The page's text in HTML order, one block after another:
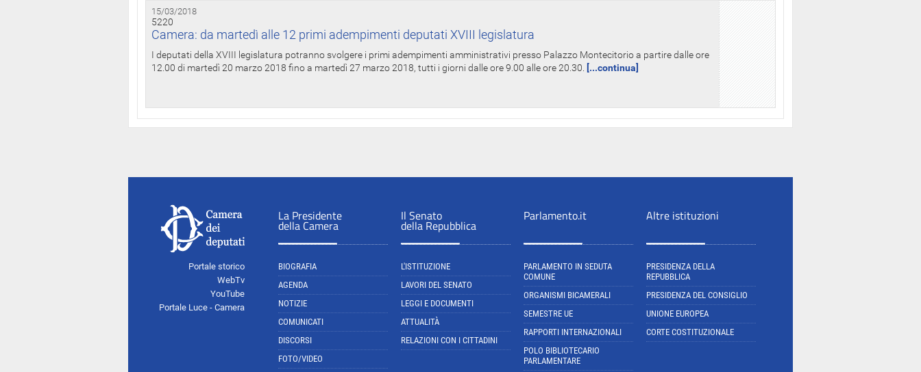
15/03/2018
5220
Camera: da martedì alle 12 primi adempimenti deputati XVIII legislatura
I deputati della XVIII legislatura potranno svolgere i primi adempimenti amministrativi presso Palazzo Montecitorio a partire dalle ore
12.00 di martedì 20 marzo 2018 fino a martedì 27 marzo 2018, tutti i giorni dalle ore 9.00 alle ore 20.30.
[...continua]
Portale storico
WebTv
YouTube
Portale Luce - Camera
La Presidente
della Camera
BIOGRAFIA
AGENDA
NOTIZIE
COMUNICATI
DISCORSI
FOTO/VIDEO
Il Senato
della Repubblica
L'ISTITUZIONE
LAVORI DEL SENATO
LEGGI E DOCUMENTI
ATTUALITÀ
RELAZIONI CON I CITTADINI
Parlamento.it
PARLAMENTO IN SEDUTA
COMUNE
ORGANISMI BICAMERALI
SEMESTRE UE
RAPPORTI INTERNAZIONALI
POLO BIBLIOTECARIO
PARLAMENTARE
Altre istituzioni
PRESIDENZA DELLA
REPUBBLICA
PRESIDENZA DEL CONSIGLIO
UNIONE EUROPEA
CORTE COSTITUZIONALE